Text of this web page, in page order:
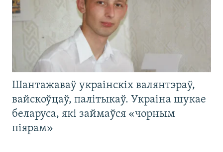
Шантажаваў украінскіх валянтэраў,
вайскоўцаў, палітыкаў. Украіна шукае
беларуса, які займаўся «чорным
піярам»